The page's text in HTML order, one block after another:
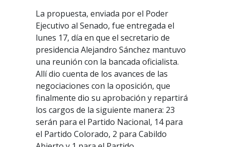
La propuesta, enviada por el Poder
Ejecutivo al Senado, fue entregada el
lunes 17, día en que el secretario de
presidencia Alejandro Sánchez mantuvo
una reunión con la bancada oficialista.
Allí dio cuenta de los avances de las
negociaciones con la oposición, que
finalmente dio su aprobación y repartirá
los cargos de la siguiente manera: 23
serán para el Partido Nacional, 14 para
el Partido Colorado, 2 para Cabildo